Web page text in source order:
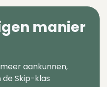
manier
aankunnen,
Skip-klas